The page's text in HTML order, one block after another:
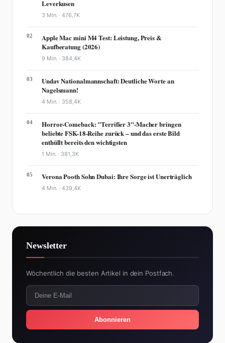
Leverkusen
3 Min. ·476,7K
02
Apple Mac mini M4 Test: Leistung, Preis &
Kaufberatung (2026)
9 Min. · 384,4K
03
Undav Nationalmannschaft: Deutliche Worte an
Nagelsmann!
4 Min. · 358,4K
04
Horror-Comeback: "Terrifier 3"-Macher bringen
beliebte FSK-18-Reihe zurück – und das erste Bild
enthüllt bereits den wichtigsten
1 Min. · 381,3K
05 Verona Pooth Sohn Dubai: Ihre Sorge ist Unerträglich
4 Min. ·439,4K
Newsletter
Wöchentlich die besten Artikel in dein Postfach.
Abonnieren